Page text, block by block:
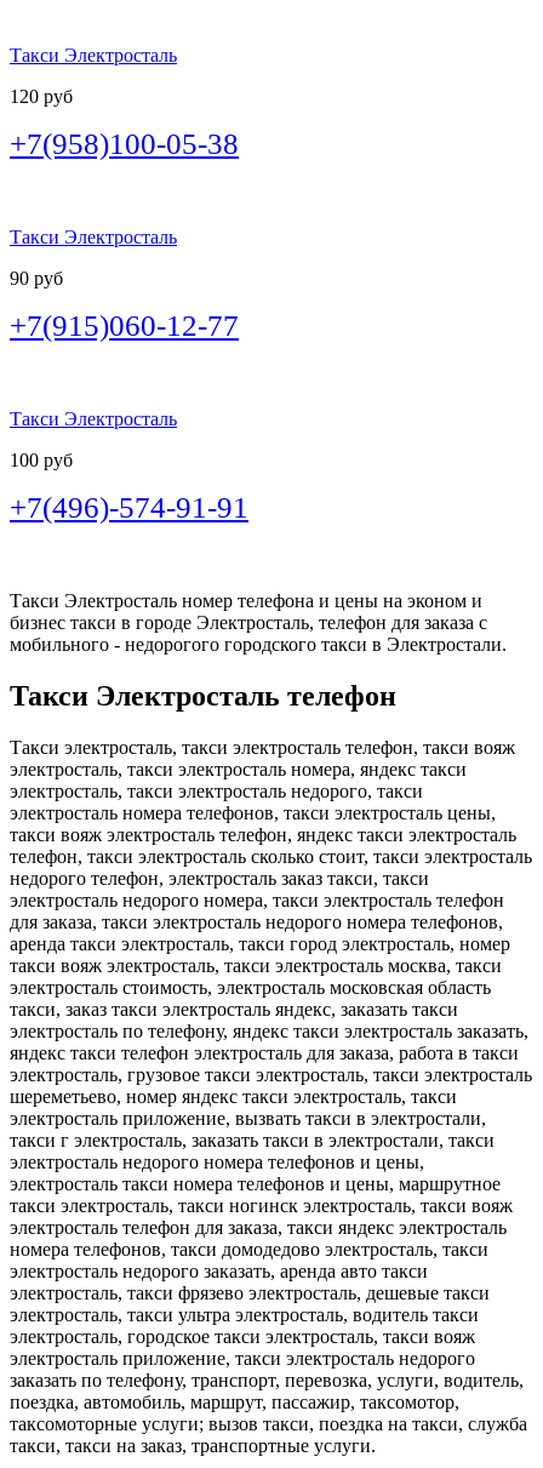
Такси Электросталь
120 руб
+7(958)100-05-38
Такси Электросталь
90 руб
+7(915)060-12-77
Такси Электросталь
100 руб
+7(496)-574-91-91
Такси Электросталь номер телефона и цены на эконом и
бизнес такси в городе Электросталь, телефон для заказа с
мобильного - недорогого городского такси в Электростали.
Такси Электросталь телефон
Такси электросталь, такси электросталь телефон, такси вояж
электросталь, такси электросталь номера, яндекс такси
электросталь, такси электросталь недорого, такси
электросталь номера телефонов, такси электросталь цены,
такси вояж электросталь телефон, яндекс такси электросталь
телефон, такси электросталь сколько стоит, такси электросталь
недорого телефон, электросталь заказ такси, такси
электросталь недорого номера, такси электросталь телефон
для заказа, такси электросталь недорого номера телефонов,
аренда такси электросталь, такси город электросталь, номер
такси вояж электросталь, такси электросталь москва, такси
электросталь стоимость, электросталь московская область
такси, заказ такси электросталь яндекс, заказать такси
электросталь по телефону, яндекс такси электросталь заказать,
яндекс такси телефон электросталь для заказа, работа в такси
электросталь, грузовое такси электросталь, такси электросталь
шереметьево, номер яндекс такси электросталь, такси
электросталь приложение, вызвать такси в электростали,
такси г электросталь, заказать такси в электростали, такси
электросталь недорого номера телефонов и цены,
электросталь такси номера телефонов и цены, маршрутное
такси электросталь, такси ногинск электросталь, такси вояж
электросталь телефон для заказа, такси яндекс электросталь
номера телефонов, такси домодедово электросталь, такси
электросталь недорого заказать, аренда авто такси
электросталь, такси фрязево электросталь, дешевые такси
электросталь, такси ультра электросталь, водитель такси
электросталь, городское такси электросталь, такси вояж
электросталь приложение, такси электросталь недорого
заказать по телефону, транспорт, перевозка, услуги, водитель,
поездка, автомобиль, маршрут, пассажир, таксомотор,
таксомоторные услуги; вызов такси, поездка на такси, служба
такси, такси на заказ, транспортные услуги.